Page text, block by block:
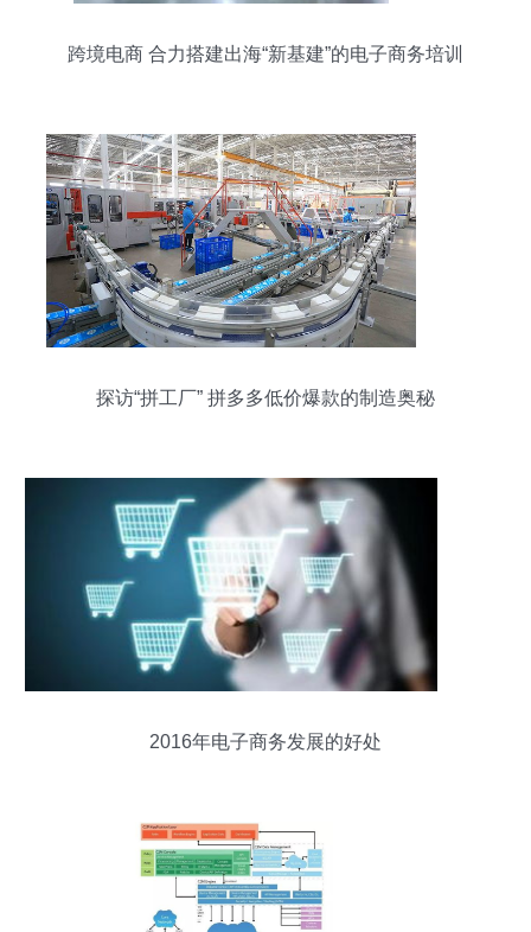
跨境电商 合力搭建出海“新基建”的电子商务培训
探访“拼工厂” 拼多多低价爆款的制造奥秘
2016年电子商务发展的好处